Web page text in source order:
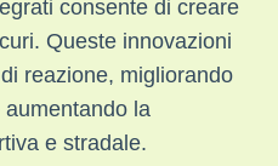
consente di creare
Queste innovazioni
reazione, migliorando
aumentando la
e stradale.